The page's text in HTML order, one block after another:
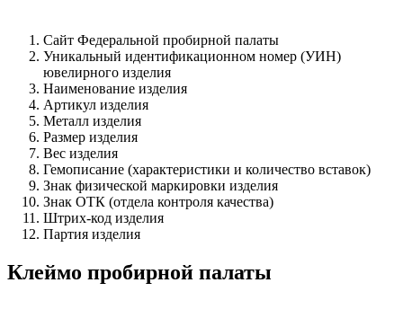
Сайт Федеральной пробирной палаты
Уникальный идентификационном номер (УИН)
ювелирного изделия
Наименование изделия
Артикул изделия
Металл изделия
Размер изделия
Вес изделия
Гемописание (характеристики и количество вставок)
Знак физической маркировки изделия
Знак ОТК (отдела контроля качества)
Штрих-код изделия
Партия изделия
Клеймо пробирной палаты